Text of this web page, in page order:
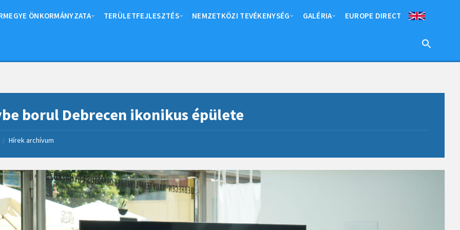
ÖNKORMÁNYZATA TERÜLETFEJLESZTÉS NEMZETKÖZI TEVÉKENYSÉG GALÉRIA EUROPE DIRECT
borul Debrecen ikonikus épülete
/ Hírek archívum